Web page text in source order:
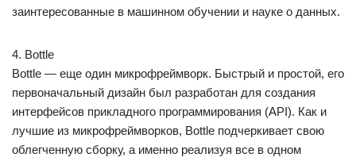
заинтересованные в машинном обучении и науке о данных.
4. Bottle
Bottle — еще один микрофреймворк. Быстрый и простой, его
первоначальный дизайн был разработан для создания
интерфейсов прикладного программирования (API). Как и
лучшие из микрофреймворков, Bottle подчеркивает свою
облегченную сборку, а именно реализуя все в одном